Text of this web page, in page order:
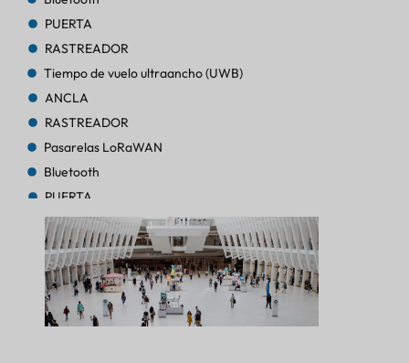
PUERTA
RASTREADOR
Tiempo de vuelo ultraancho (UWB)
ANCLA
RASTREADOR
Pasarelas LoRaWAN
Bluetooth
PUERTA
RASTREADOR
RASTREADOR
AoA de Bluetooth
PUERTA
Bluetooth